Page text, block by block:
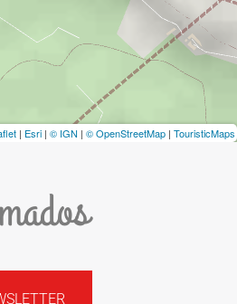
| Esri | © IGN | © OpenStreetMap | TouristicMaps